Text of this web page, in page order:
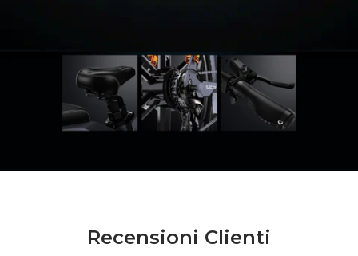
Recensioni Clienti